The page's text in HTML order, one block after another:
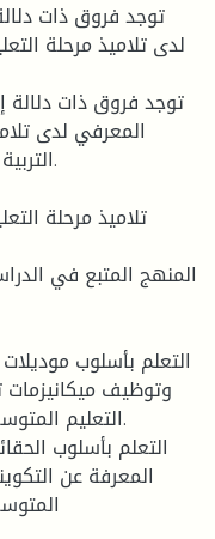
لدى تلاميذ مرحلة
المعرفي لدى
تلاميذ مرحلة
المنهج المتبع في
وتوظيف ميكانيزمات
التعليم
المعرفة عن